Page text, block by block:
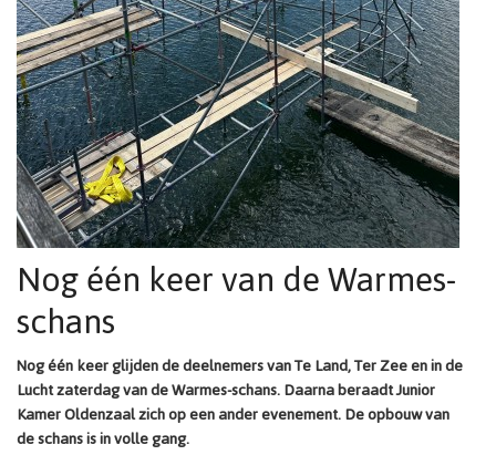
Nog één keer van de Warmes-
schans
Nog één keer glijden de deelnemers van Te Land, Ter Zee en in de
Lucht zaterdag van de Warmes-schans. Daarna beraadt Junior
Kamer Oldenzaal zich op een ander evenement. De opbouw van
de schans is in volle gang.